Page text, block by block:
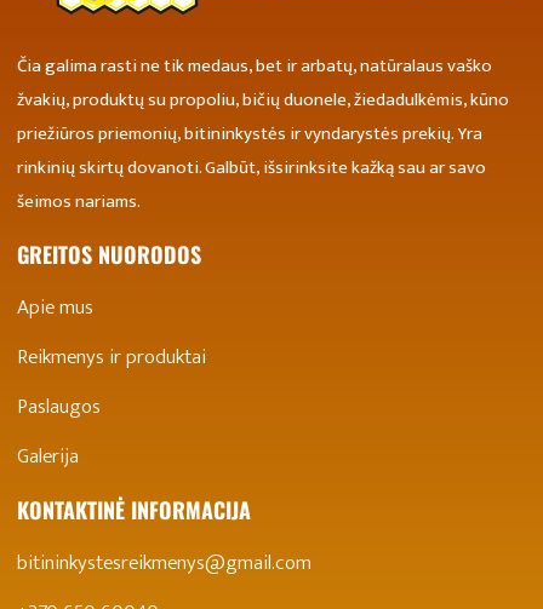
Čia galima rasti ne tik medaus, bet ir arbatų, natūralaus vaško
žvakių, produktų su propoliu, bičių duonele, žiedadulkėmis, kūno
priežiūros priemonių, bitininkystės ir vyndarystės prekių. Yra
rinkinių skirtų dovanoti. Galbūt, išsirinksite kažką sau ar savo
šeimos nariams.
GREITOS NUORODOS
Apie mus
Reikmenys ir produktai
Paslaugos
Galerija
KONTAKTINĖ INFORMACIJA
bitininkystesreikmenys@gmail.com